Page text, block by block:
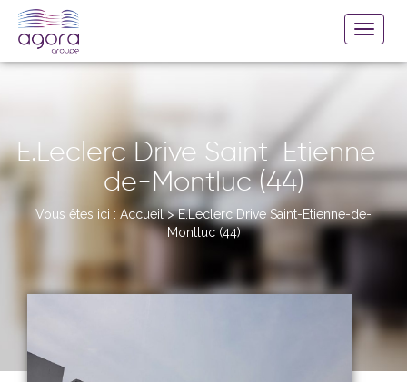
E.Leclerc Drive Saint-Etienne-
de-Montluc (44)
Vous êtes ici : Accueil>E.Leclerc Drive Saint-Etienne-de-
Montluc (44)